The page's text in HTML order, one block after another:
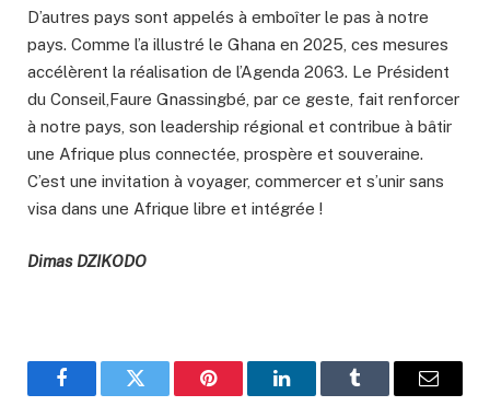
D’autres pays sont appelés à emboîter le pas à notre
pays. Comme l’a illustré le Ghana en 2025, ces mesures
accélèrent la réalisation de l’Agenda 2063. Le Président
du Conseil,Faure Gnassingbé, par ce geste, fait renforcer
à notre pays, son leadership régional et contribue à bâtir
une Afrique plus connectée, prospère et souveraine.
C’est une invitation à voyager, commercer et s’unir sans
visa dans une Afrique libre et intégrée !
Dimas DZIKODO
FacebookTwitter Pinterest LinkedInTumblr Email